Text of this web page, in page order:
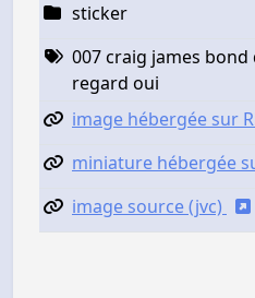
sticker
007 craig james
regard oui
image hébergée sur
miniature hébergée
image source (jvc)